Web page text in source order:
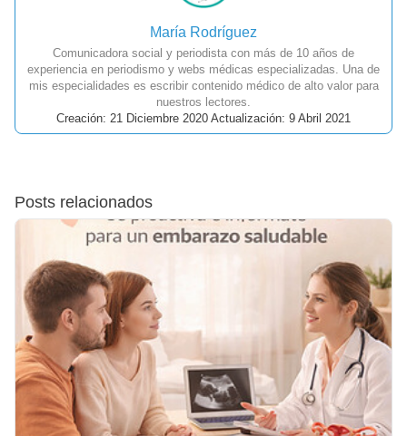
María Rodríguez
Comunicadora social y periodista con más de 10 años de
experiencia en periodismo y webs médicas especializadas. Una de
mis especialidades es escribir contenido médico de alto valor para
nuestros lectores.
Creación: 21 Diciembre 2020 Actualización: 9 Abril 2021
Posts relacionados